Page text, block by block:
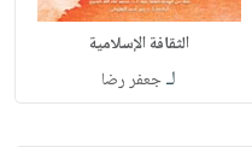
الثقافة الإسلامية
لـجعفر رضا